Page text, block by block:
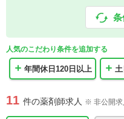
条
人気のこだわり条件を追加する
年間休日120日以上
11 件の薬剤師求人 ※ 非公開求